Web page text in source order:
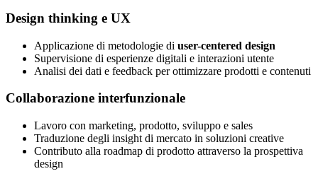
Design thinking e UX
Applicazione di metodologie di user-centered design
Supervisione di esperienze digitali e interazioni utente
Analisi dei dati e feedback per ottimizzare prodotti e contenuti
Collaborazione interfunzionale
Lavoro con marketing, prodotto, sviluppo e sales
Traduzione degli insight di mercato in soluzioni creative
Contributo alla roadmap di prodotto attraverso la prospettiva
design